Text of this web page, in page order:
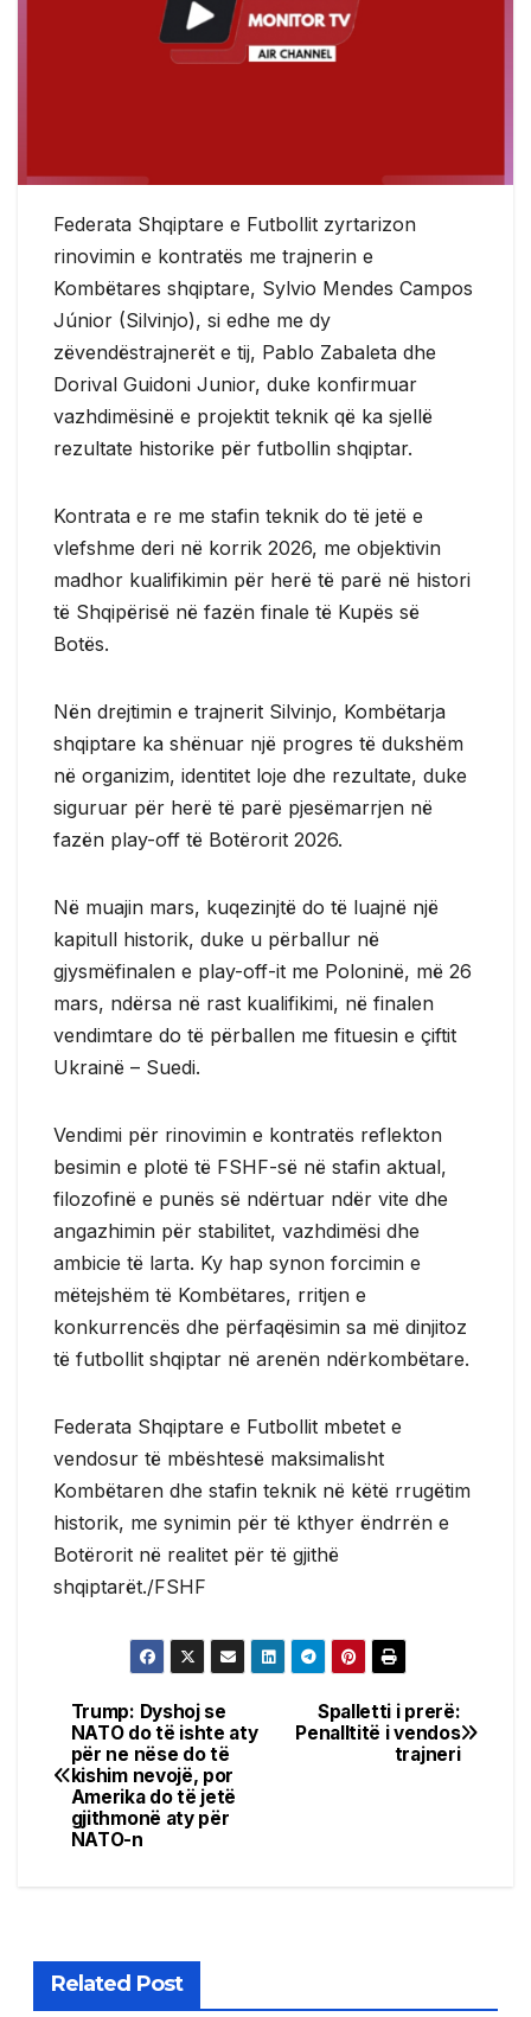
Federata Shqiptare e Futbollit zyrtarizon
rinovimin e kontratës me trajnerin e
Kombëtares shqiptare, Sylvio Mendes Campos
Júnior (Silvinjo), si edhe me dy
zëvendëstrajnerët e tij, Pablo Zabaleta dhe
Dorival Guidoni Junior, duke konfirmuar
vazhdimësinë e projektit teknik që ka sjellë
rezultate historike për futbollin shqiptar.
Kontrata e re me stafin teknik do të jetë e
vlefshme deri në korrik 2026, me objektivin
madhor kualifikimin për herë të parë në histori
të Shqipërisë në fazën finale të Kupës së
Botës.
Nën drejtimin e trajnerit Silvinjo, Kombëtarja
shqiptare ka shënuar një progres të dukshëm
në organizim, identitet loje dhe rezultate, duke
siguruar për herë të parë pjesëmarrjen në
fazën play-off të Botërorit 2026.
Në muajin mars, kuqezinjtë do të luajnë një
kapitull historik, duke u përballur në
gjysmëfinalen e play-off-it me Poloninë, më 26
mars, ndërsa në rast kualifikimi, në finalen
vendimtare do të përballen me fituesin e çiftit
Ukrainë – Suedi.
Vendimi për rinovimin e kontratës reflekton
besimin e plotë të FSHF-së në stafin aktual,
filozofinë e punës së ndërtuar ndër vite dhe
angazhimin për stabilitet, vazhdimësi dhe
ambicie të larta. Ky hap synon forcimin e
mëtejshëm të Kombëtares, rritjen e
konkurrencës dhe përfaqësimin sa më dinjitoz
të futbollit shqiptar në arenën ndërkombëtare.
Federata Shqiptare e Futbollit mbetet e
vendosur të mbështesë maksimalisht
Kombëtaren dhe stafin teknik në këtë rrugëtim
historik, me synimin për të kthyer ëndrrën e
Botërorit në realitet për të gjithë
shqiptarët./FSHF
Post
navigation
Spalletti i prerë:
Penalltitë i vendos
trajneri
Trump: Dyshoj se
NATO do të ishte aty
për ne nëse do të
kishim nevojë, por
Amerika do të jetë
gjithmonë aty për
NATO-n
Related Post